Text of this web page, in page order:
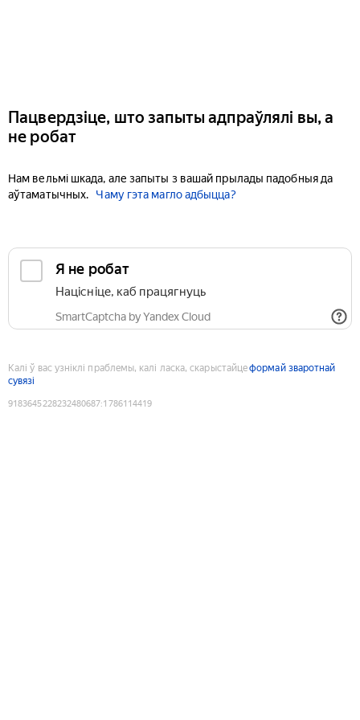
Пацвердзіце, што запыты адпраўлялі вы, а
не робат
Нам вельмі шкада, але запыты з вашай прылады падобныя да
аўтаматычных.
Чаму гэта магло адбыцца?
Я не робат
Націсніце, каб працягнуць
SmartCaptcha by Yandex Cloud
Калі ў вас узніклі праблемы, калі ласка, скарыстайцеформай зваротнай
сувязі
9183645228232480687:1786114419